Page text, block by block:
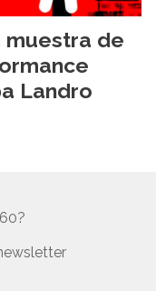
muestra de
Landro